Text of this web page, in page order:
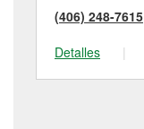
(406) 248-7615
Detalles
|